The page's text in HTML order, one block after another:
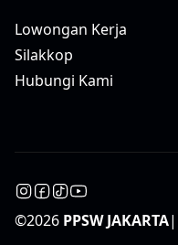
Lowongan Kerja
Silakkop
Hubungi Kami
©2026 PPSW JAKARTA|